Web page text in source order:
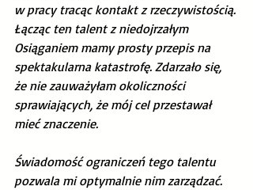
w pracy tracąc kontakt z rzeczywistością.
Łącząc ten talent z niedojrzałym
Osiąganiem mamy prosty przepis na
spektakularna katastrofę. Zdarzało się,
że nie zauważyłam okoliczności
sprawiających, że mój cel przestawał
mieć znaczenie.
Świadomość ograniczeń tego talentu
pozwala mi optymalnie nim zarządzać.